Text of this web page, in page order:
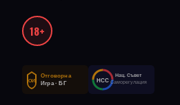
18+
ОИ
Отговорна
Игра · БГ
НСС
Нац. Съвет
Саморегулация